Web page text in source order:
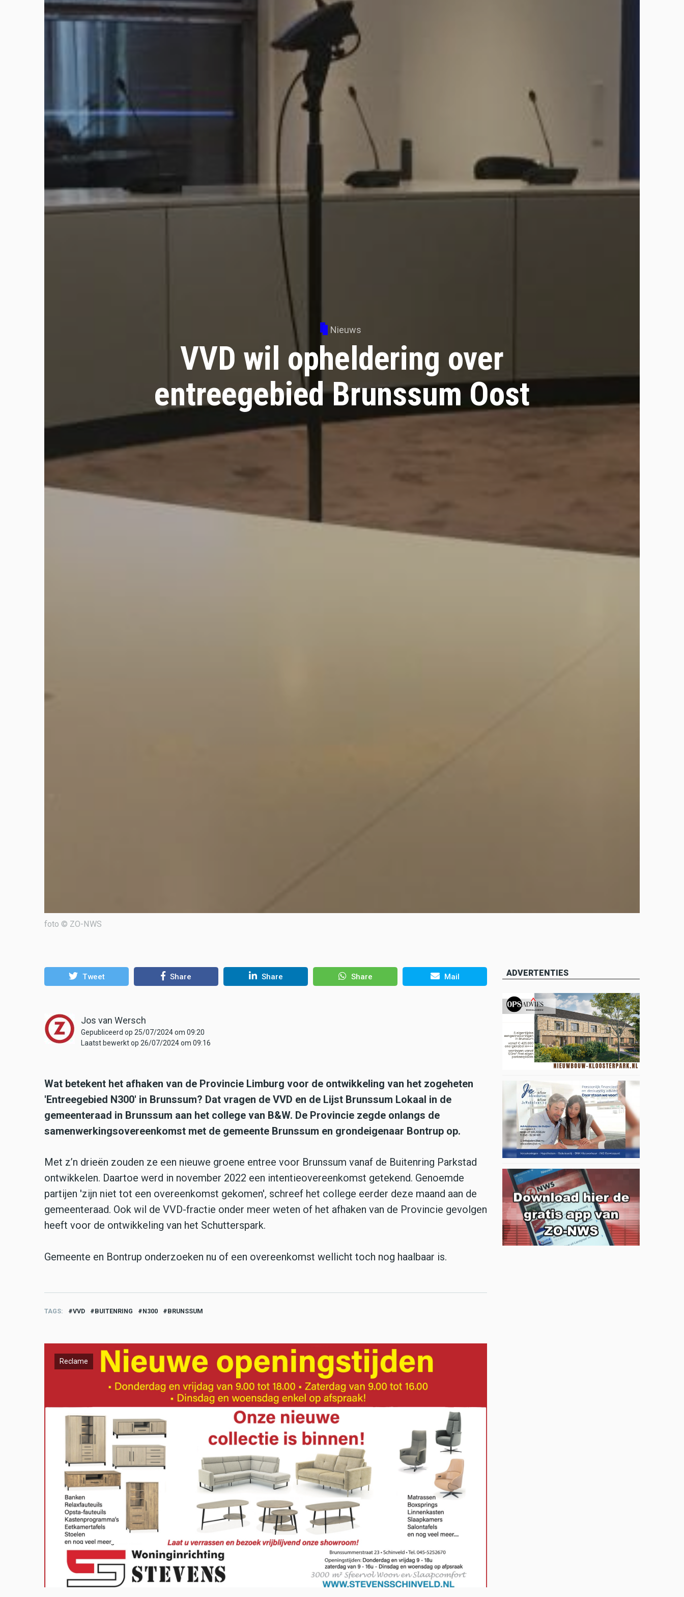
Nieuws
VVD wil opheldering over
entreegebied Brunssum Oost
foto © ZO-NWS
Tweet Share Share Share Mail
Jos van Wersch
Gepubliceerd op 25/07/2024 om 09:20
Laatst bewerkt op 26/07/2024 om 09:16
Wat betekent het afhaken van de Provincie Limburg voor de ontwikkeling van het zogeheten
'Entreegebied N300' in Brunssum? Dat vragen de VVD en de Lijst Brunssum Lokaal in de
gemeenteraad in Brunssum aan het college van B&W. De Provincie zegde onlangs de
samenwerkingsovereenkomst met de gemeente Brunssum en grondeigenaar Bontrup op.
Met z’n drieën zouden ze een nieuwe groene entree voor Brunssum vanaf de Buitenring Parkstad
ontwikkelen. Daartoe werd in november 2022 een intentieovereenkomst getekend. Genoemde
partijen 'zijn niet tot een overeenkomst gekomen', schreef het college eerder deze maand aan de
gemeenteraad. Ook wil de VVD-fractie onder meer weten of het afhaken van de Provincie gevolgen
heeft voor de ontwikkeling van het Schutterspark.
Gemeente en Bontrup onderzoeken nu of een overeenkomst wellicht toch nog haalbaar is.
TAGS VVD BUITENRING N300 BRUNSSUM
Reclame
ADVERTENTIES